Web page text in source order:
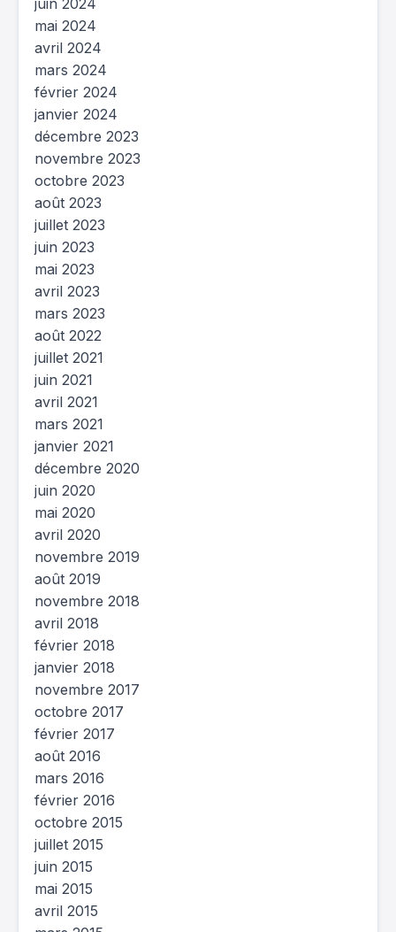
juin 2024
mai 2024
avril 2024
mars 2024
février 2024
janvier 2024
décembre 2023
novembre 2023
octobre 2023
août 2023
juillet 2023
juin 2023
mai 2023
avril 2023
mars 2023
août 2022
juillet 2021
juin 2021
avril 2021
mars 2021
janvier 2021
décembre 2020
juin 2020
mai 2020
avril 2020
novembre 2019
août 2019
novembre 2018
avril 2018
février 2018
janvier 2018
novembre 2017
octobre 2017
février 2017
août 2016
mars 2016
février 2016
octobre 2015
juillet 2015
juin 2015
mai 2015
avril 2015